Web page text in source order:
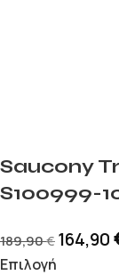
Saucony
S100999-
189,90€ 164,90
Επιλογή